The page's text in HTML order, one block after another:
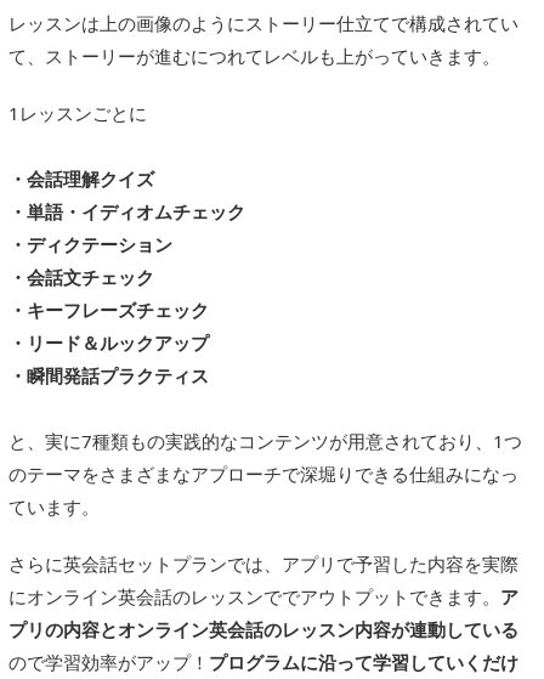
レッスンは上の画像のようにストーリー仕立てで構成されてい
て、ストーリーが進むにつれてレベルも上がっていきます。
1レッスンごとに
・会話理解クイズ
・単語・イディオムチェック
・ディクテーション
・会話文チェック
・キーフレーズチェック
・リード＆ルックアップ
・瞬間発話プラクティス
と、実に7種類もの実践的なコンテンツが用意されており、1つ
のテーマをさまざまなアプローチで深堀りできる仕組みになっ
ています。
さらに英会話セットプランでは、アプリで予習した内容を実際
にオンライン英会話のレッスンででアウトプットできます。 ア
プリの内容とオンライン英会話のレッスン内容が連動している
ので学習効率がアップ！ プログラムに沿って学習していくだけ